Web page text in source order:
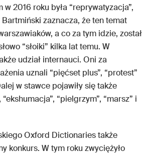
w 2016 roku była “reprywatyzacja”,
zaznacza, że ten temat
a co za tym idzie, został
“słoiki” kilka lat temu. W
udział internauci. Oni za
uznali “pięćset plus”, “protest”
w stawce pojawiły się także
“ekshumacja”, “pielgrzym”, “marsz” i
Oxford Dictionaries także
konkurs. W tym roku zwyciężyło